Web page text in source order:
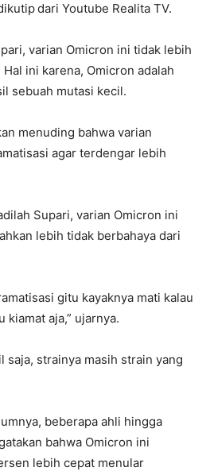
dari Youtube Realita TV.
varian Omicron ini tidak lebih
ini karena, Omicron adalah
sebuah mutasi kecil.
menuding bahwa varian
agar terdengar lebih
Supari, varian Omicron ini
lebih tidak berbahaya dari
gitu kayaknya mati kalau
kiamat aja,” ujarnya.
saja, strainya masih strain yang
beberapa ahli hingga
bahwa Omicron ini
lebih cepat menular